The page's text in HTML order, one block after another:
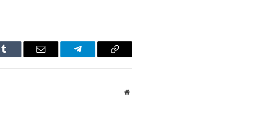
Tumblr Email Telegram Copy
Website